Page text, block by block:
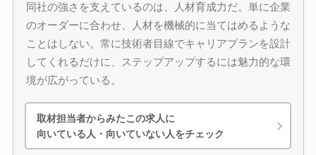
同社の強さを支えているのは、人材育成力だ。単に企業
のオーダーに合わせ、人材を機械的に当てはめるような
ことはしない。常に技術者目線でキャリアプランを設計
してくれるだけに、ステップアップするには魅力的な環
境が広がっている。
取材担当者からみたこの求人に
向いている人・向いていない人をチェック